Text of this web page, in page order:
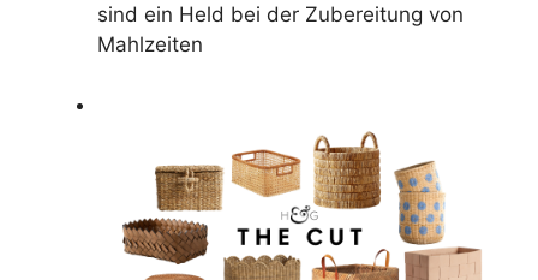
sind ein Held bei der Zubereitung von
Mahlzeiten